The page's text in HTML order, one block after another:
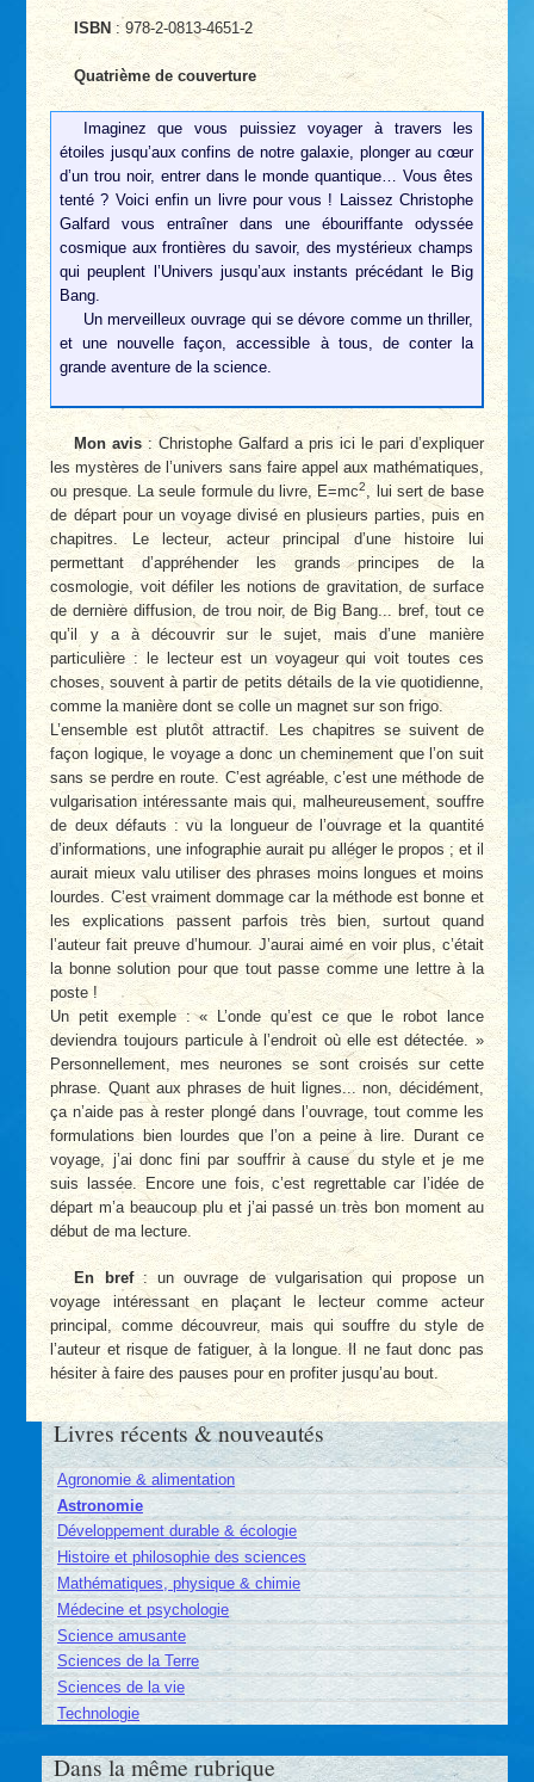
ISBN : 978-2-0813-4651-2
Quatrième de couverture
Imaginez que vous puissiez voyager à travers les
étoiles jusqu’aux confins de notre galaxie, plonger au cœur
d’un trou noir, entrer dans le monde quantique… Vous êtes
tenté ? Voici enfin un livre pour vous ! Laissez Christophe
Galfard vous entraîner dans une ébouriffante odyssée
cosmique aux frontières du savoir, des mystérieux champs
qui peuplent l’Univers jusqu’aux instants précédant le Big
Bang.
Un merveilleux ouvrage qui se dévore comme un thriller,
et une nouvelle façon, accessible à tous, de conter la
grande aventure de la science.
Mon avis: Christophe Galfard a pris ici le pari d’expliquer
les mystères de l’univers sans faire appel aux mathématiques,
ou presque. La seule formule du livre, E=mc2, lui sert de base
de départ pour un voyage divisé en plusieurs parties, puis en
chapitres. Le lecteur, acteur principal d’une histoire lui
permettant d’appréhender les grands principes de la
cosmologie, voit défiler les notions de gravitation, de surface
de dernière diffusion, de trou noir, de Big Bang... bref, tout ce
qu’il y a à découvrir sur le sujet, mais d’une manière
particulière : le lecteur est un voyageur qui voit toutes ces
choses, souvent à partir de petits détails de la vie quotidienne,
comme la manière dont se colle un magnet sur son frigo.
L’ensemble est plutôt attractif. Les chapitres se suivent de
façon logique, le voyage a donc un cheminement que l’on suit
sans se perdre en route. C’est agréable, c’est une méthode de
vulgarisation intéressante mais qui, malheureusement, souffre
de deux défauts : vu la longueur de l’ouvrage et la quantité
d’informations, une infographie aurait pu alléger le propos ; et il
aurait mieux valu utiliser des phrases moins longues et moins
lourdes. C’est vraiment dommage car la méthode est bonne et
les explications passent parfois très bien, surtout quand
l’auteur fait preuve d’humour. J’aurai aimé en voir plus, c’était
la bonne solution pour que tout passe comme une lettre à la
poste !
Un petit exemple : « L’onde qu’est ce que le robot lance
deviendra toujours particule à l’endroit où elle est détectée. »
Personnellement, mes neurones se sont croisés sur cette
phrase. Quant aux phrases de huit lignes... non, décidément,
ça n’aide pas à rester plongé dans l’ouvrage, tout comme les
formulations bien lourdes que l’on a peine à lire. Durant ce
voyage, j’ai donc fini par souffrir à cause du style et je me
suis lassée. Encore une fois, c’est regrettable car l’idée de
départ m’a beaucoup plu et j’ai passé un très bon moment au
début de ma lecture.
En bref: un ouvrage de vulgarisation qui propose un
voyage intéressant en plaçant le lecteur comme acteur
principal, comme découvreur, mais qui souffre du style de
l’auteur et risque de fatiguer, à la longue. Il ne faut donc pas
hésiter à faire des pauses pour en profiter jusqu’au bout.
Livres récents & nouveautés
Agronomie & alimentation
Astronomie
Développement durable & écologie
Histoire et philosophie des sciences
Mathématiques, physique & chimie
Médecine et psychologie
Science amusante
Sciences de la Terre
Sciences de la vie
Technologie
Dans la même rubrique